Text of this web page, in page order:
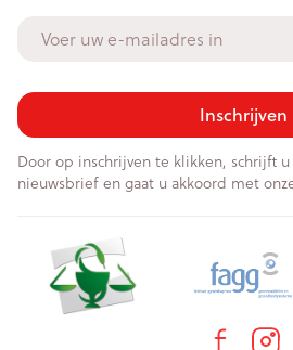
Inschrijven
Door op inschrijven te klikken, schrijft u
nieuwsbrief en gaat u akkoord met